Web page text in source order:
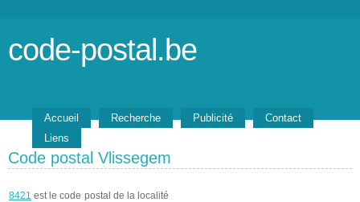
code-postal.be
Accueil Recherche Publicité
Contact
Liens
Code postal Vlissegem
8421 est le code postal de la localité